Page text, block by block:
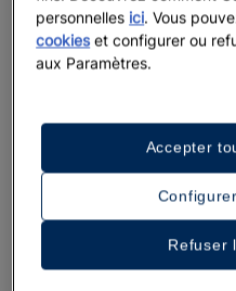
Jusqu'à 30 % de
d'hôtels
personnelles ici. Vous
cookies et configurer ou
aux Paramètres.
Refuser
Accepter